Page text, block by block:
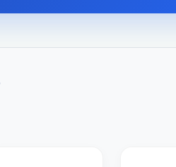
8rem; bottom: -20px; right: -10px; opacity: 0.1;
family: 'Sarabun', sans-serif; padding: 20px;